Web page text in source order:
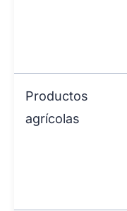
Productos
agrícolas